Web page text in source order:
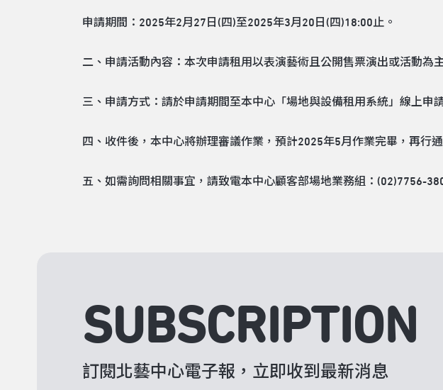
申請期間：2025年2月27日(四)至2025年3月20日(四)18:00止。
二、申請活動內容：本次申請租用以表演藝術且公開售票演出或活動為
三、申請方式：請於申請期間至本中心「 場地與設備租用系統 」線上申
四、收件後，本中心將辦理審議作業，預計2025年5月作業完畢，再行
五、如需詢問相關事宜，請致電本中心顧客部場地業務組：(02)7756-
SUBSCRIPTION
訂閱北藝中心電子報，立即收到最新消息